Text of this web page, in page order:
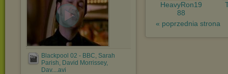
Blackpool 02 - BBC, Sarah
Parish, David Morrissey,
Dav....avi
HeavyRon19
88
« poprzednia strona